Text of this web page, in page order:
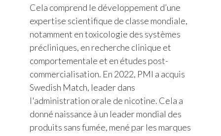
Cela comprend le développement d’une
expertise scientifique de classe mondiale,
notamment en toxicologie des systèmes
précliniques, en recherche clinique et
comportementale et en études post-
commercialisation. En 2022, PMI a acquis
Swedish Match, leader dans
l'administration orale de nicotine. Cela a
donné naissance à un leader mondial des
produits sans fumée, mené par les marques